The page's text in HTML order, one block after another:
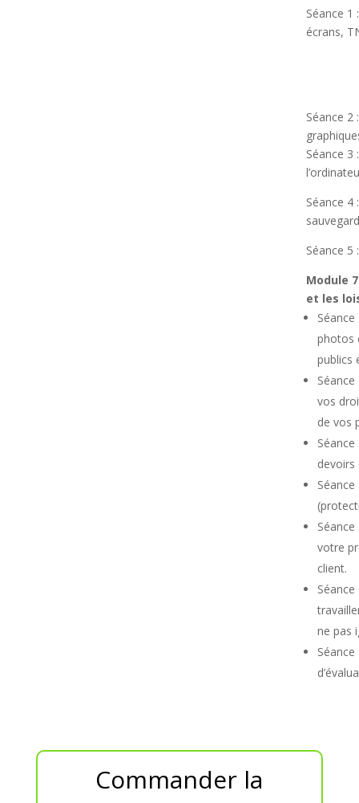
Séance 1
écrans,
Séance 2
Séance 3
Séance 4
Séance 5
Module
et les
photos
publics
vos
de vos
devoirs
Séance
votre
client.
ne pas
Commander la